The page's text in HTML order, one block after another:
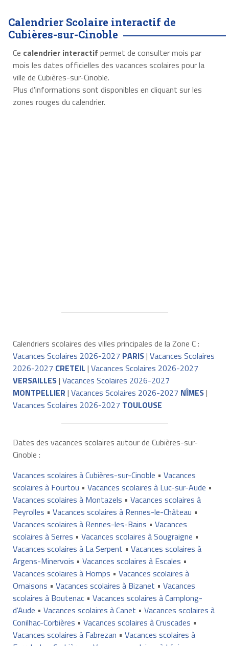
Calendrier Scolaire interactif de
Cubières-sur-Cinoble
Ce calendrier interactif permet de consulter mois par
mois les dates officielles des vacances scolaires pour la
ville de Cubières-sur-Cinoble.
Plus d'informations sont disponibles en cliquant sur les
zones rouges du calendrier.
Calendriers scolaires des villes principales de la Zone C :
Vacances Scolaires 2026-2027 PARIS| Vacances Scolaires
2026-2027 CRETEIL | Vacances Scolaires 2026-2027
VERSAILLES| Vacances Scolaires 2026-2027
MONTPELLIER | Vacances Scolaires 2026-2027 NÎMES|
Vacances Scolaires 2026-2027 TOULOUSE
Dates des vacances scolaires autour de Cubières-sur-
Cinoble :
Vacances scolaires à Cubières-sur-Cinoble • Vacances
scolaires à Fourtou • Vacances scolaires à Luc-sur-Aude •
Vacances scolaires à Montazels • Vacances scolaires à
Peyrolles • Vacances scolaires à Rennes-le-Château •
Vacances scolaires à Rennes-les-Bains • Vacances
scolaires à Serres • Vacances scolaires à Sougraigne •
Vacances scolaires à La Serpent • Vacances scolaires à
Argens-Minervois • Vacances scolaires à Escales •
Vacances scolaires à Homps • Vacances scolaires à
Ornaisons • Vacances scolaires à Bizanet • Vacances
scolaires à Boutenac• Vacances scolaires à Camplong-
d'Aude • Vacances scolaires à Canet • Vacances scolaires à
Conilhac-Corbières • Vacances scolaires à Cruscades •
Vacances scolaires à Fabrezan • Vacances scolaires à